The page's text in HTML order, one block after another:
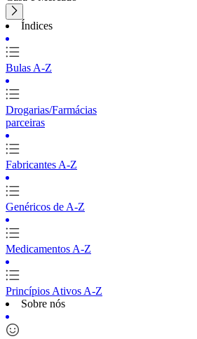
Índices
Bulas A-Z
Drogarias/Farmácias
parceiras
Fabricantes A-Z
Genéricos de A-Z
Medicamentos A-Z
Princípios Ativos A-Z
Sobre nós